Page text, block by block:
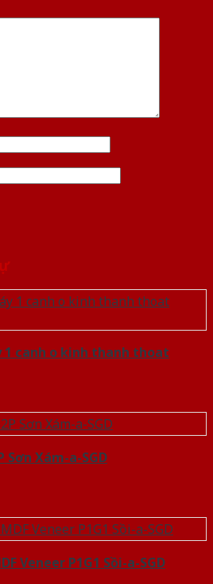
1 canh o kinh thanh thoat
Sơn Xám-a-SGD
Veneer P1G1 Sồi-a-SGD